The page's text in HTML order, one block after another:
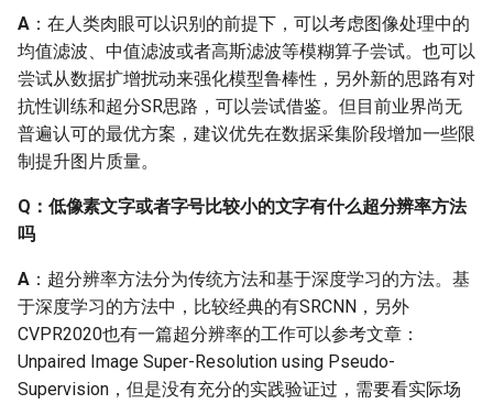
2. PaddleOCR实战问题
2.1 PaddleOCR repo
Q: PaddleOCR develop分
支和dygraph分支的区别？
别？
2.2 安装环境
Q：OSError： [WinError
A ：在人类肉眼可以识别的前提下，可以考虑图像处理中的
均值滤波、中值滤波或者高斯滤波等模糊算子尝试。也可以
尝试从数据扩增扰动来强化模型鲁棒性，另外新的思路有对
抗性训练和超分SR思路，可以尝试借鉴。但目前业界尚无
普遍认可的最优方案，建议优先在数据采集阶段增加一些限
制提升图片质量。
Q：低像素文字或者字号比较小的文字有什么超分辨率方法
吗
A ：超分辨率方法分为传统方法和基于深度学习的方法。基
于深度学习的方法中，比较经典的有SRCNN，另外
CVPR2020也有一篇超分辨率的工作可以参考文章：
Unpaired Image Super-Resolution using Pseudo-
Supervision，但是没有充分的实践验证过，需要看实际场